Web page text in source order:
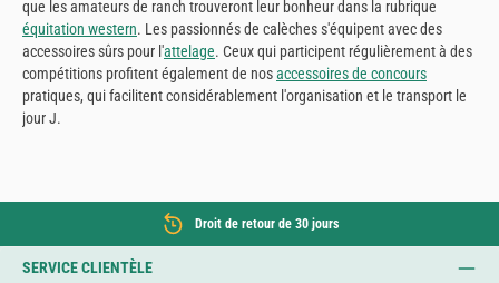
que les amateurs de ranch trouveront leur bonheur dans la rubrique
équitation western. Les passionnés de calèches s'équipent avec des
accessoires sûrs pour l'attelage. Ceux qui participent régulièrement à des
compétitions profitent également de nosaccessoires de concours
pratiques, qui facilitent considérablement l'organisation et le transport le
jour J.
Droit de retour de 30 jours
SERVICE CLIENTÈLE